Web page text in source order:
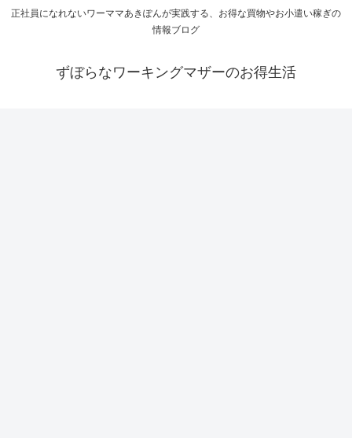
正社員になれないワーママあきぽんが実践する、お得な買物やお小遣い稼ぎの
情報ブログ
ずぼらなワーキングマザーのお得生活